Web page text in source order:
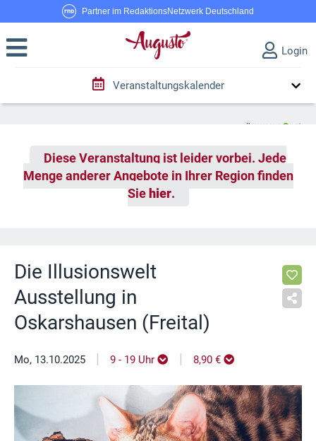
Partner im RedaktionsNetzwerk Deutschland
Login
Veranstaltungskalender
Diese Veranstaltung ist leider vorbei. Jede
Menge anderer Angebote in Ihrer Region finden
Sie hier.
Die Illusionswelt
Ausstellung in
Oskarshausen (Freital)
Mo, 13.10.2025 | 9 - 19 Uhr | 8,90 €